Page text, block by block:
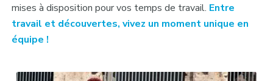
mises à disposition pour vos temps de travail. Entre
travail et découvertes, vivez un moment unique en
équipe !